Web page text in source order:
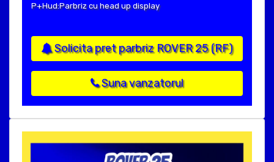
P+Hud:Parbriz cu head up display
Solicita pret parbriz ROVER 25 (RF)
Suna vanzatorul